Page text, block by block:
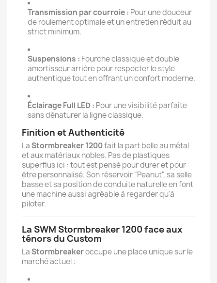
Transmission par courroie : Pour une douceur
de roulement optimale et un entretien réduit au
strict minimum.
Suspensions : Fourche classique et double
amortisseur arrière pour respecter le style
authentique tout en offrant un confort moderne.
Éclairage Full LED : Pour une visibilité parfaite
sans dénaturer la ligne classique.
Finition et Authenticité
LaStormbreaker 1200fait la part belle au métal
et aux matériaux nobles. Pas de plastiques
superflus ici : tout est pensé pour durer et pour
être personnalisé. Son réservoir "Peanut", sa selle
basse et sa position de conduite naturelle en font
une machine aussi agréable à regarder qu'à
piloter.
La SWM Stormbreaker 1200 face aux
ténors du Custom
LaStormbreakeroccupe une place unique sur le
marché actuel :